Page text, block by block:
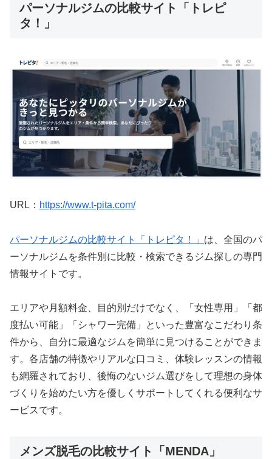
パーソナルジムの比較サイト「トレピ
タ！」
URL： https://www.t-pita.com/
パーソナルジムの比較サイト「トレピタ！」 は、全国のパ
ーソナルジムを条件別に比較・検索できるジム探しの専門
情報サイトです。
エリアや月額料金、目的別だけでなく、「女性専用」「都
度払い可能」「シャワー完備」といった豊富なこだわり条
件から、自分に最適なジムを簡単に見つけることができま
す。各店舗の特徴やリアルな口コミ、体験レッスンの情報
も網羅されており、後悔のないジム選びをして理想の身体
づくりを始めたい方を優しくサポートしてくれる便利なサ
ービスです。
メンズ脱毛の比較サイト「MENDA」